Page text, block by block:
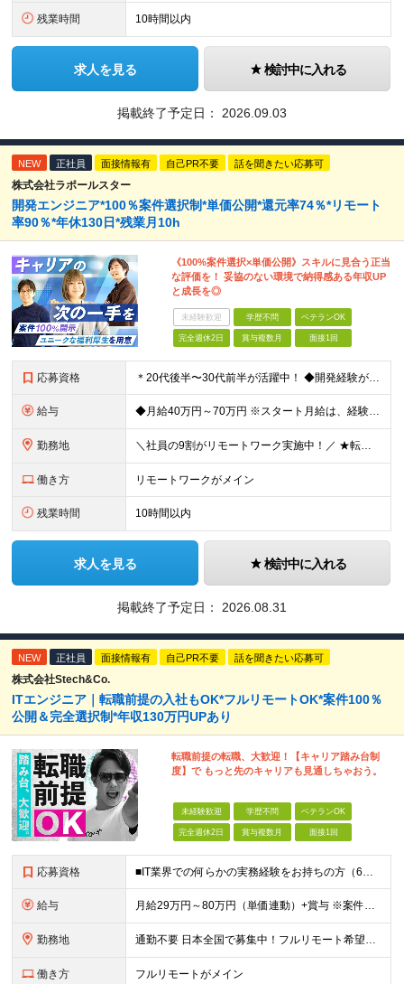
残業時間 10時間以内
求人を見る 検討中に入れる
掲載終了予定日： 2026.09.03
NEW 正社員 面接情報有 自己PR不要 話を聞きたい応募可
株式会社ラポールスター
開発エンジニア*100％案件選択制*単価公開*還元率74％*リモート
率90％*年休130日*残業月10h
《100%案件選択×単価公開》スキルに見合う正当
な評価を！ 妥協のない環境で納得感ある年収UP
と成長を◎
未経験歓迎 学歴不問 ベテランOK
完全週休2日 賞与複数月 面接1回
応募資格 ＊20代後半〜30代前半が活躍中！ ◆開発経験が3年以上ある方（Web・オープン系システム等） ◆学歴不問 ★Java(Spring、Spring Boot)、Python(Django)、 Re
給与 ◆月給40万円～70万円 ※スタート月給は、経験・能力・前職の給与等を考慮の上で決定いたします。 ※上記金額には残業の有無に関わらず、 月30時間分の固定残業代（7万6,000円～13万3,000円
勤務地 ＼社員の9割がリモートワーク実施中！／ ★転勤ナシ！ ★UIターン歓迎！ 関東、関西、東海、九州・中国エリアの各プロジェクト先から希望を優先して決定。 ※リモート案件も多数あり！ ◆関東エリア
働き方 リモートワークがメイン
残業時間 10時間以内
求人を見る 検討中に入れる
掲載終了予定日： 2026.08.31
NEW 正社員 面接情報有 自己PR不要 話を聞きたい応募可
株式会社Stech&Co.
ITエンジニア｜転職前提の入社もOK*フルリモートOK*案件100％
公開＆完全選択制*年収130万円UPあり
転職前提の転職、大歓迎！【キャリア踏み台制
度】で もっと先のキャリアも見通しちゃおう。
未経験歓迎 学歴不問 ベテランOK
完全週休2日 賞与複数月 面接1回
応募資格 ■IT業界での何らかの実務経験をお持ちの方（6ヶ月以上） ■学歴不問 ◎担当フェーズ └開発・保守・運用などのジャンルやフェーズ、言語などは問いません！ ※ブランクがある方、社会人経験10年以上の方
給与 月給29万円～80万円（単価連動）+賞与 ※案件単価率は80% ※試用期間3ヶ月間の待遇に変動はありません ※みなし残業代(月30時間分47,138円～)を含む。超過分は追加支給 ※給料が上がる形で
勤務地 通勤不要 日本全国で募集中！フルリモート希望者も大歓迎！ ※クライアントオフィスへの出勤が必要な場合は、 「東京オフィス」または「首都圏・関西圏」になります ※勤務地の選択はご希望を考慮し、転居を
働き方 フルリモートがメイン